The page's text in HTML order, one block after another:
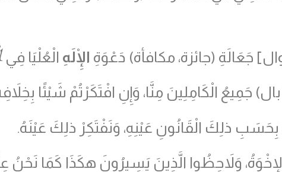
جَعَالَةِ (جائزة، مكافأة) دَعْوَةِ الْإِلَهِ الْعُلْيَا فِي
جَمِيعُ الْكَامِلِينَ مِنَّا، وَإِنِ افْتَكَرْتُمْ شَيْئًا
بِحَسَبِ ذلِكَ الْقَانُونِ عَيْنِهِ، وَنَفْتَكِرْ ذلِكَ عَيْنَهُ.
وَلاَحِظُوا الَّذِينَ يَسِيرُونَ هكَذَا كَمَا نَحْنُ